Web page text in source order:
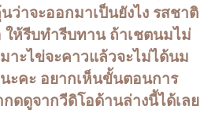
ว่าจะออกมาเป็นยังไง รสชาติ
ห้รีบทำรีบทาน ถ้าเชตนมไม่
ะไข่จะคาวแล้วจะไม่ได้นม
ะคะ อยากเห็นขั้นตอนการ
ดดูจากวีดิโอด้านล่างนี้ได้เลย